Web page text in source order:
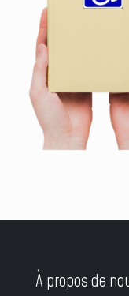
À propos de